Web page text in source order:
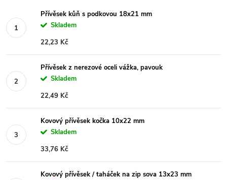
Přívěsek kůň s podkovou 18x21 mm
Skladem
22,23 Kč
Přívěsek z nerezové oceli vážka, pavouk
Skladem
22,49 Kč
Kovový přívěsek kočka 10x22 mm
Skladem
33,76 Kč
Kovový přívěsek / taháček na zip sova 13x23 mm